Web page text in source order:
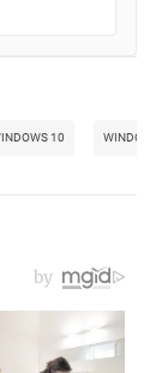
10 WINDOWS